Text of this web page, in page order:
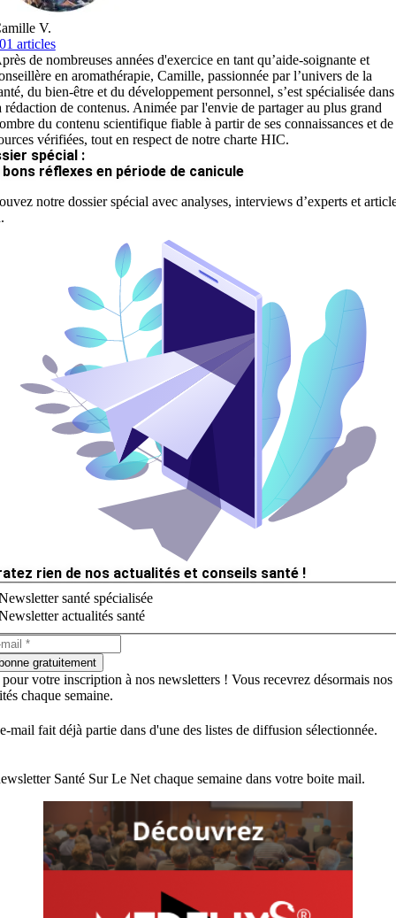
V.
articles
de nombreuses années d'exercice en tant qu’aide-soignante et
en aromathérapie, Camille, passionnée par l’univers de la
du bien-être et du développement personnel, s’est spécialisée dans
rédaction de contenus. Animée par l'envie de partager au plus grand
du contenu scientifique fiable à partir de ses connaissances et de
vérifiées, tout en respect de notre charte HIC.
spécial :
bons réflexes en période de canicule
notre dossier spécial avec analyses, interviews d’experts et
rien de nos actualités et conseils santé !
santé spécialisée
actualités santé
gratuitement
votre inscription à nos newsletters ! Vous recevrez désormais nos
chaque semaine.
mail fait déjà partie dans d'une des listes de diffusion sélectionnée.
Santé Sur Le Net chaque semaine dans votre boite mail.